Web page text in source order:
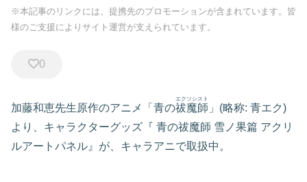
※本記事のリンクには、提携先のプロモーションが含まれています。皆
様のご支援によりサイト運営が支えられています。
0
加藤和恵先生原作のアニメ「青の祓魔師
エクソシスト
」(略称: 青エク)
より、キャラクターグッズ『
ルアートパネル』が、キャラアニで取扱中。